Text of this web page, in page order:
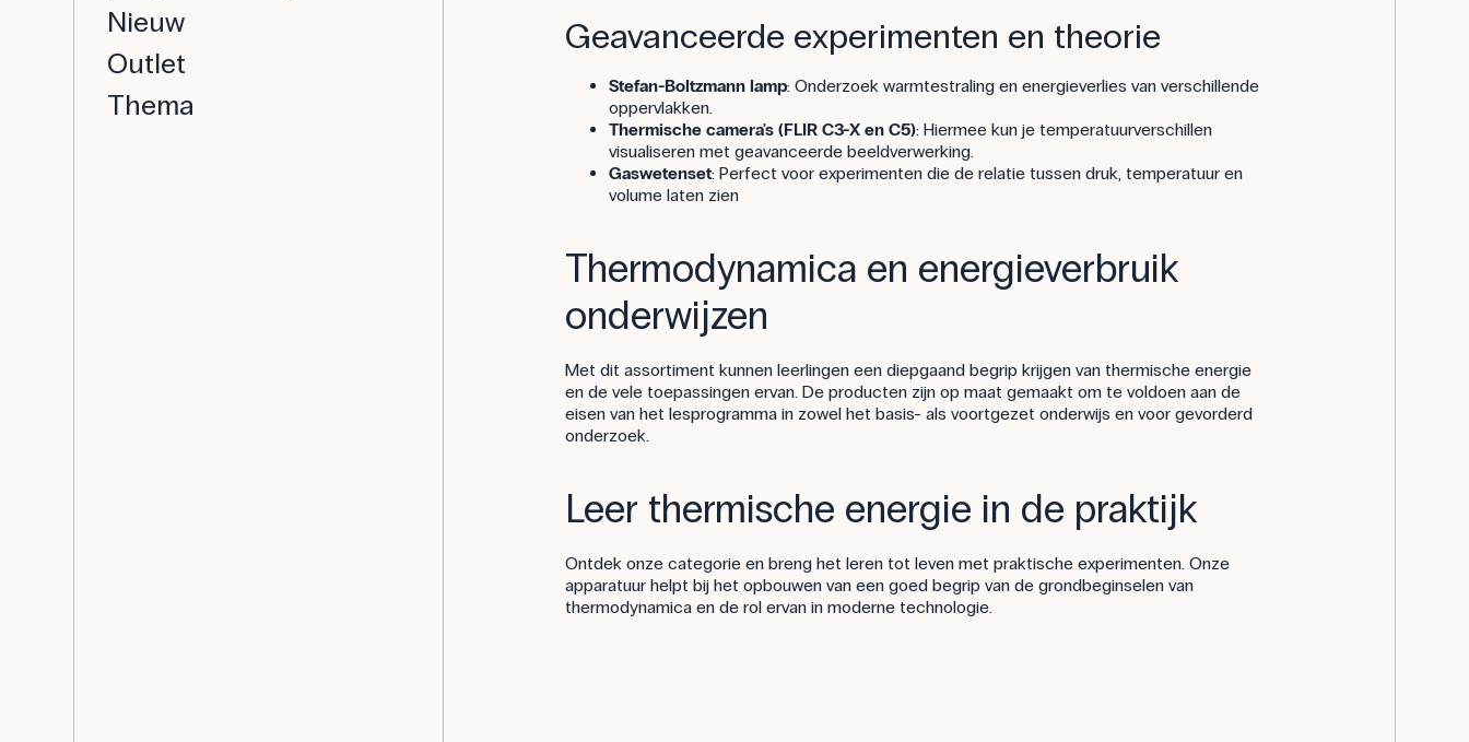
Nieuw
Outlet
Thema
Geavanceerde experimenten en theorie
Stefan-Boltzmann lamp: Onderzoek warmtestraling en energieverlies van verschillende
oppervlakken.
Thermische camera's (FLIR C3-X en C5): Hiermee kun je temperatuurverschillen
visualiseren met geavanceerde beeldverwerking.
Gaswetenset: Perfect voor experimenten die de relatie tussen druk, temperatuur en
volume laten zien
Thermodynamica en energieverbruik
onderwijzen
Met dit assortiment kunnen leerlingen een diepgaand begrip krijgen van thermische energie
en de vele toepassingen ervan. De producten zijn op maat gemaakt om te voldoen aan de
eisen van het lesprogramma in zowel het basis- als voortgezet onderwijs en voor gevorderd
onderzoek.
Leer thermische energie in de praktijk
Ontdek onze categorie en breng het leren tot leven met praktische experimenten. Onze
apparatuur helpt bij het opbouwen van een goed begrip van de grondbeginselen van
thermodynamica en de rol ervan in moderne technologie.